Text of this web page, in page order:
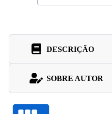
DESCRIÇÃO
SOBRE AUTOR